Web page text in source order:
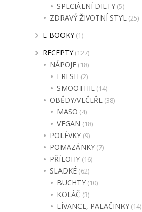
SPECIÁLNÍ DIETY (5)
ZDRAVÝ ŽIVOTNÍ STYL (25)
E-BOOKY(1)
RECEPTY(127)
NÁPOJE (18)
FRESH (2)
SMOOTHIE (14)
OBĚDY/VEČEŘE (38)
MASO (4)
VEGAN (18)
POLÉVKY (9)
POMAZÁNKY (7)
PŘÍLOHY (16)
SLADKÉ (62)
BUCHTY (10)
KOLÁČ (3)
LÍVANCE, PALAČINKY (14)